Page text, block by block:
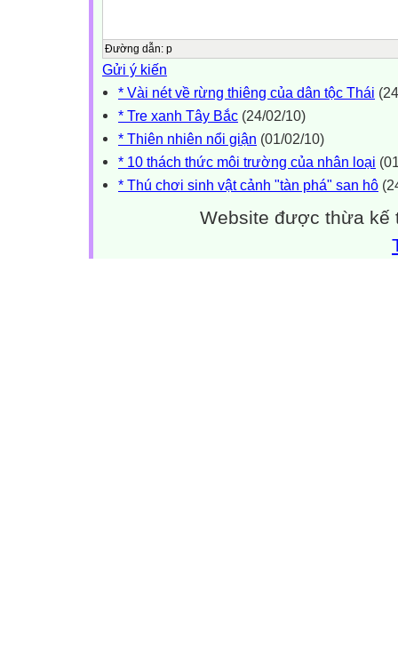
Đường dẫn: p
Gửi ý kiến
* Vài nét về rừng thiêng của dân tộc Thái
* Tre xanh Tây Bắc (24/02/10)
* Thiên nhiên nổi giận (01/02/10)
* 10 thách thức môi trường của nhân loại
* Thú chơi sinh vật cảnh "tàn phá" san hô
Website được thừa